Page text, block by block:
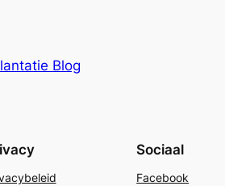
Blog
Sociaal
Facebook